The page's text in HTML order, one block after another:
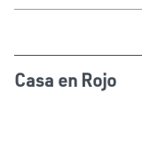
Casa en Rojo